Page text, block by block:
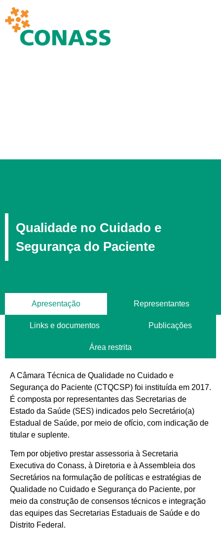
Qualidade no Cuidado e
Segurança do Paciente
Apresentação Representantes
Links e documentos Publicações
Área restrita
A Câmara Técnica de Qualidade no Cuidado e
Segurança do Paciente (CTQCSP) foi instituída em 2017.
É composta por representantes das Secretarias de
Estado da Saúde (SES) indicados pelo Secretário(a)
Estadual de Saúde, por meio de ofício, com indicação de
titular e suplente.
Tem por objetivo prestar assessoria à Secretaria
Executiva do Conass, à Diretoria e à Assembleia dos
Secretários na formulação de políticas e estratégias de
Qualidade no Cuidado e Segurança do Paciente, por
meio da construção de consensos técnicos e integração
das equipes das Secretarias Estaduais de Saúde e do
Distrito Federal.